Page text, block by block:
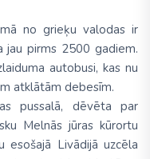
no grieķu valodas ir
jau pirms 2500 gadiem.
autobusi, kas nu
atklātām debesīm.
pussalā, dēvēta par
Melnās jūras kūrortu
esošajā Livādijā uzcēla